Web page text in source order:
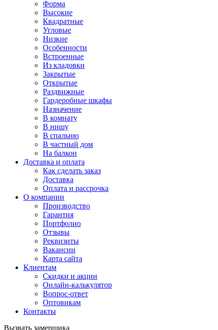
Форма
Высокие
Квадратные
Угловые
Низкие
Особенности
Встроенные
Из кладовки
Закрытые
Открытые
Раздвижные
Гардеробные шкафы
Назначение
В комнату
В нишу
В спальню
В частный дом
На балкон
Доставка и оплата
Как сделать заказ
Доставка
Оплата и рассрочка
О компании
Производство
Гарантия
Портфолио
Отзывы
Реквизиты
Вакансии
Карта сайта
Клиентам
Скидки и акции
Онлайн-калькулятор
Вопрос-ответ
Оптовикам
Контакты
Вызвать замерщика